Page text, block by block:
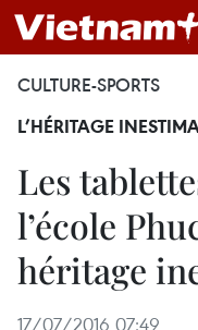
CULTURE-SPORTS
L’HÉRITAGE
Les
l’école
héritage
17/07/2016 07:49